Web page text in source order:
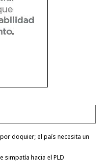
doquier; el país necesita un
simpatía hacia el PLD